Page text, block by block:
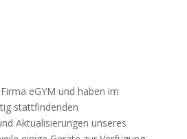
eGYM und haben im
stattfindenden
Aktualisierungen unseres